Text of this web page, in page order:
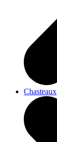
Chasteaux